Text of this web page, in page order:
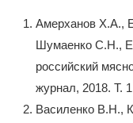
Амерханов Х.А.,
Шумаенко С.Н.,
российский
журнал, 2018. Т.
Василенко В.Н.,